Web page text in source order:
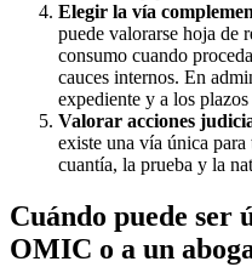
Elegir la vía
puede valorarse hoja de
consumo cuando
cauces internos. En
expediente y a los
Valorar acciones
existe una vía única para
cuantía, la prueba y la
Cuándo puede ser
OMIC o a un